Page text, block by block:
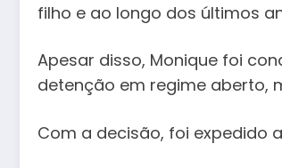
filho e ao longo dos últimos
Apesar disso, Monique foi
detenção em regime aberto,
Com a decisão, foi expedido